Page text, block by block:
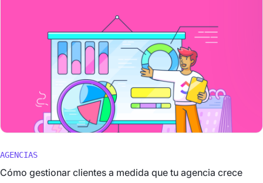
AGENCIAS
Cómo gestionar clientes a medida que tu agencia crece